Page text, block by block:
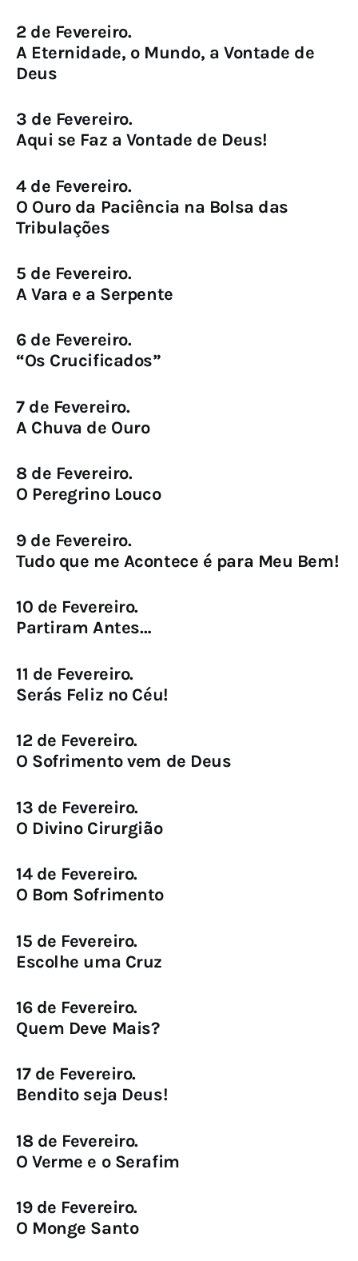
2 de Fevereiro.
A Eternidade, o Mundo, a Vontade de
Deus
3 de Fevereiro.
Aqui se Faz a Vontade de Deus!
4 de Fevereiro.
O Ouro da Paciência na Bolsa das
Tribulações
5 de Fevereiro.
A Vara e a Serpente
6 de Fevereiro.
“Os Crucificados”
7 de Fevereiro.
A Chuva de Ouro
8 de Fevereiro.
O Peregrino Louco
9 de Fevereiro.
Tudo que me Acontece é para Meu Bem!
10 de Fevereiro.
Partiram Antes…
11 de Fevereiro.
Serás Feliz no Céu!
12 de Fevereiro.
O Sofrimento vem de Deus
13 de Fevereiro.
O Divino Cirurgião
14 de Fevereiro.
O Bom Sofrimento
15 de Fevereiro.
Escolhe uma Cruz
16 de Fevereiro.
Quem Deve Mais?
17 de Fevereiro.
Bendito seja Deus!
18 de Fevereiro.
O Verme e o Serafim
19 de Fevereiro.
O Monge Santo